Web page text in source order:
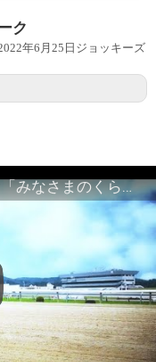
ク
年6月25日ジョッキーズ
地方競馬プロモーションビデオ「みなさまのくらしのために」30秒篇｜NAR公式